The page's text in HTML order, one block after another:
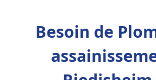
Besoin de